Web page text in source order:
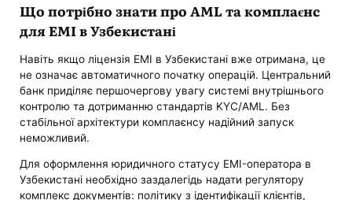
Що потрібно знати про AML та комплаєнс
для EMI в Узбекистані
Навіть якщо ліцензія EMI в Узбекистані вже отримана, це
не означає автоматичного початку операцій. Центральний
банк приділяє першочергову увагу системі внутрішнього
контролю та дотриманню стандартів KYC/AML. Без
стабільної архітектури комплаєнсу надійний запуск
неможливий.
Для оформлення юридичного статусу EMI-оператора в
Узбекистані необхідно заздалегідь надати регулятору
комплекс документів: політику з ідентифікації клієнтів,